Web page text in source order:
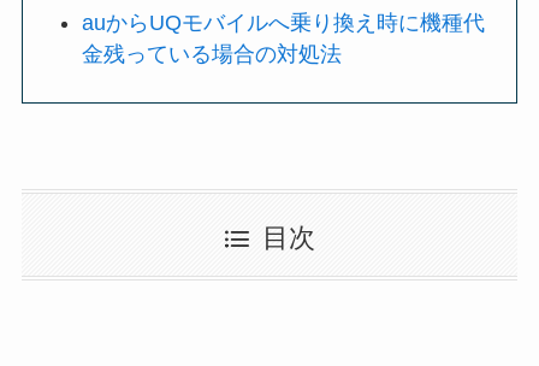
auからUQモバイルへ乗り換え時に機種代
金残っている場合の対処法
目次